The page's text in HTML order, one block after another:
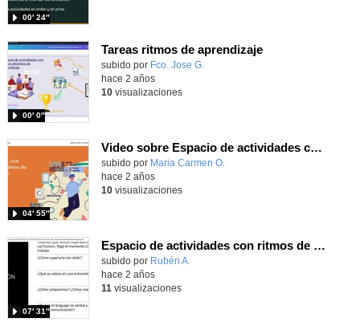
00′ 24″
Tareas ritmos de aprendizaje
Contenido educativo.
subido por Fco. Jose G.
00′ 0″
hace 2 años
10visualizaciones
Video sobre Espacio de actividades con ritmos de aprendizaje distintos
Contenido educativo.
subido por Maria Carmen O.
04′ 55″
hace 2 años
10visualizaciones
Espacio de actividades con ritmos de aprendizaje distintos
Contenido educativo.
subido por Rubén A.
07′ 31″
hace 2 años
11 visualizaciones